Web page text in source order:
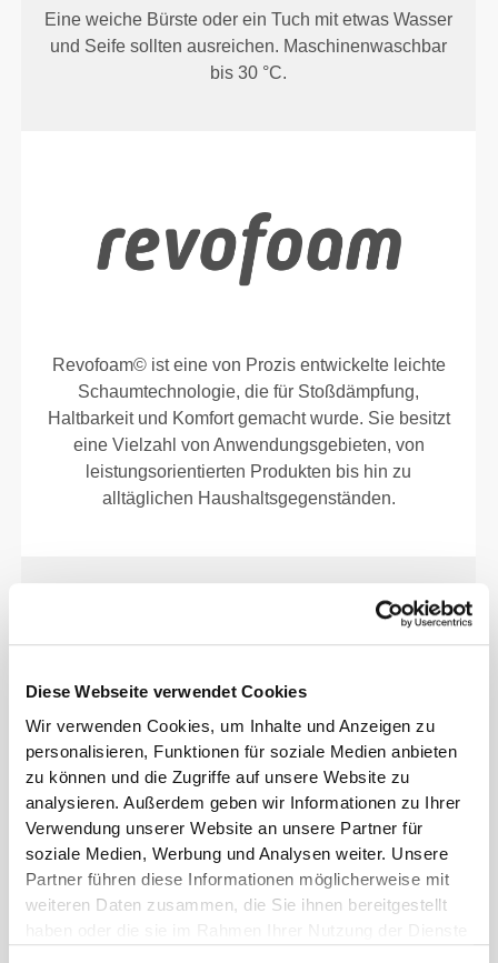
Diese Webseite verwendet Cookies
Wir verwenden Cookies, um Inhalte und Anzeigen zu
personalisieren, Funktionen für soziale Medien anbieten
zu können und die Zugriffe auf unsere Website zu
analysieren. Außerdem geben wir Informationen zu Ihrer
Verwendung unserer Website an unsere Partner für
soziale Medien, Werbung und Analysen weiter. Unsere
Partner führen diese Informationen möglicherweise mit
weiteren Daten zusammen, die Sie ihnen bereitgestellt
Eine weiche Bürste oder ein Tuch mit etwas Wasser
und Seife sollten ausreichen. Maschinenwaschbar
bis 30 °C.
Revofoam© ist eine von Prozis entwickelte leichte
Schaumtechnologie, die für Stoßdämpfung,
Haltbarkeit und Komfort gemacht wurde. Sie besitzt
eine Vielzahl von Anwendungsgebieten, von
leistungsorientierten Produkten bis hin zu
alltäglichen Haushaltsgegenständen.
GRÖSSENTABELLE